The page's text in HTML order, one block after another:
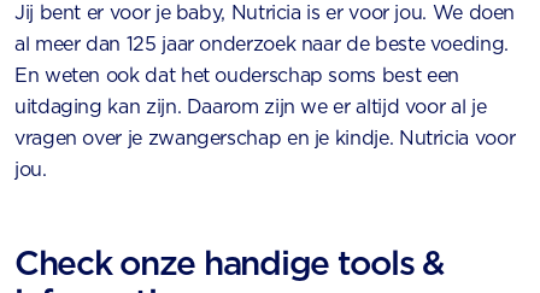
Jij bent er voor je baby, Nutricia is er voor jou. We doen
al meer dan 125 jaar onderzoek naar de beste voeding.
En weten ook dat het ouderschap soms best een
uitdaging kan zijn. Daarom zijn we er altijd voor al je
vragen over je zwangerschap en je kindje. Nutricia voor
jou.
Check onze handige tools &